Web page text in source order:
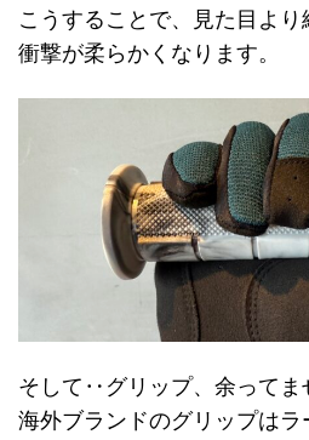
こうすることで、見た目よ
衝撃が柔らかくなります。
そして‥グリップ、余ってま
海外ブランドのグリップは